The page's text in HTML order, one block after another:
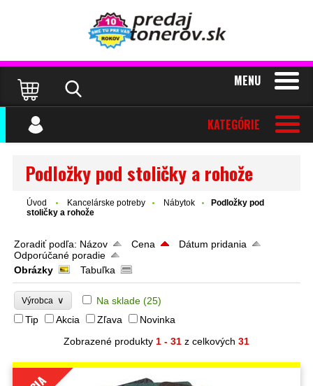
MENU
KATEGÓRIE
Podložky pod stoličky a rohože
Úvod Kancelárske potreby Nábytok
Podložky pod
stoličky a rohože
Zoradiť podľa: Názov Cena
Dátum pridania
Odporúčané poradie
Obrázky
Tabuľka
Výrobca ∨ Na sklade (25)
Tip
Akcia Zľava
Novinka
Zobrazené produkty 1 - 31 z celkových 31